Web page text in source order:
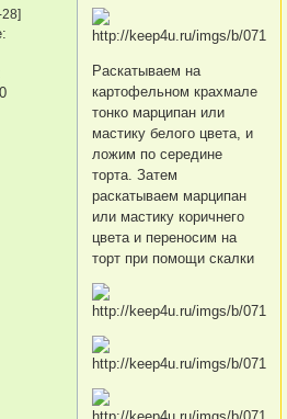
Раскатываем на
картофельном крахмале
тонко марципан или
мастику белого цвета, и
ложим по середине
торта. Затем
раскатываем марципан
или мастику коричнего
цвета и переносим на
торт при помощи скалки